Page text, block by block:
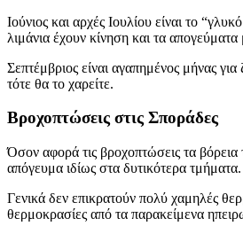
Ιούνιος και αρχές Ιουλίου είναι το
λιμάνια έχουν κίνηση και τα
Σεπτέμβριος είναι αγαπημένος μήνας
τότε θα το χαρείτε.
Βροχοπτώσεις στις Σποράδες
Όσον αφορά τις βροχοπτώσεις τα βόρεια
απόγευμα ιδίως στα δυτικότερα
Γενικά δεν επικρατούν πολύ χαμηλές
θερμοκρασίες από τα παρακείμενα